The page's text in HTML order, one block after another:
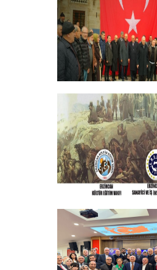
BULUŞTU
+
GELENEKSEL
PROGRAMI
+
ERZINCAN VE TÜM
PROGRAMI
+